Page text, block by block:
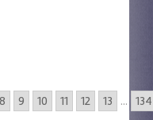
8 9 10 11 12 13 ... 134